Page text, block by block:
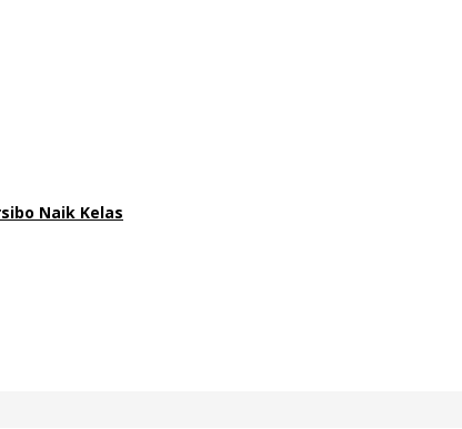
Naik Kelas